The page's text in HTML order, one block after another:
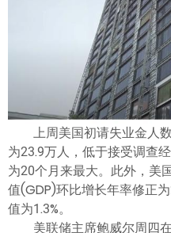
上周美国初请失业金人
为23.9万人，低于接受调查
为20个月来最大。此外，美
值(GDP)环比增长年率修正
值为1.3%。
美联储主席鲍威尔周四